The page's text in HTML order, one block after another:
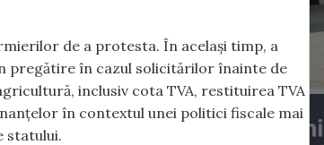
de a protesta. În același timp, a
pregătire în cazul solicitărilor înainte de
inclusiv cota TVA, restituirea TVA
în contextul unei politici fiscale mai
statului.